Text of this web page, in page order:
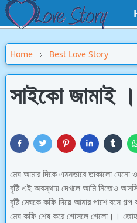
Home Best Love Story
সাইকো জামাই
মেঘ আমার দিকে এমনভাবে তাকালো যেনো
বৃষ্টি এই অবস্থায় দেখলে আমি নিজেও
বৃষ্টি মেঘকে কফি দিয়ে আমার পাশে বসে
মেঘ কফি শেষ করে গোসলে গেলো।।